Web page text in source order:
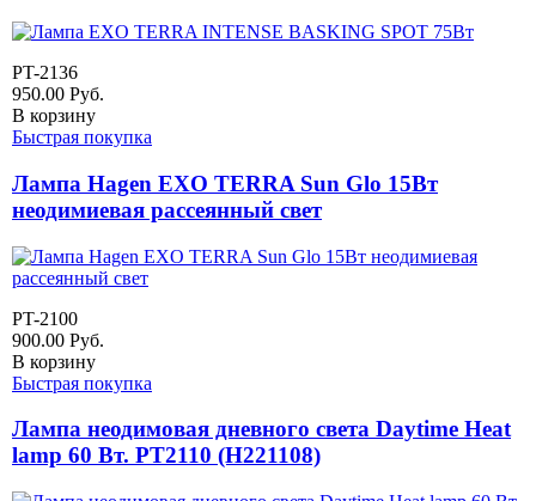
PT-2136
950.00 Руб.
В корзину
Быстрая покупка
Лампа Hagen EXO TERRA Sun Glo 15Вт
неодимиевая рассеянный свет
PT-2100
900.00 Руб.
В корзину
Быстрая покупка
Лампа неодимовая дневного света Daytime Heat
lamp 60 Вт. PT2110 (H221108)